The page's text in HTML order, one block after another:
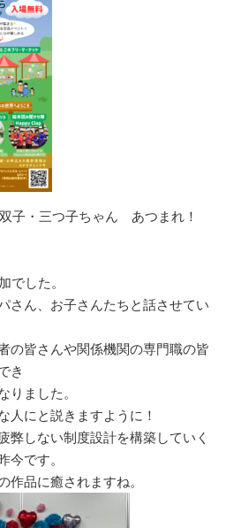
子・三つ子ちゃん あつまれ！
でした。
さん、お子さんたちと話させてい
の皆さんや関係機関の専門職の皆
き
りました。
人にと説きますように！
弊しない制度設計を構築していく
今です。
作品に癒されますね。